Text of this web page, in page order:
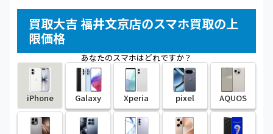
買取大吉 福井文京店のスマホ買取の上
限価格
あなたのスマホはどれですか？
iPhone Galaxy Xperia pixel AQUOS